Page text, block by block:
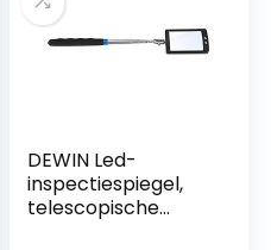
DEWIN Led-
inspectiespiegel,
telescopische